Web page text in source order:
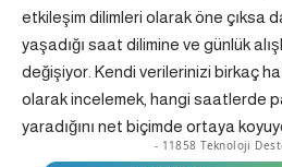
etkileşim dilimleri olarak öne çıksa
yaşadığı saat dilimine ve günlük
değişiyor. Kendi verilerinizi birkaç
olarak incelemek, hangi saatlerde
yaradığını net biçimde ortaya
- 11858 Teknoloji